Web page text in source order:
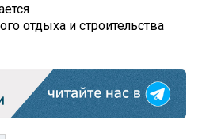
отдыха и строительства